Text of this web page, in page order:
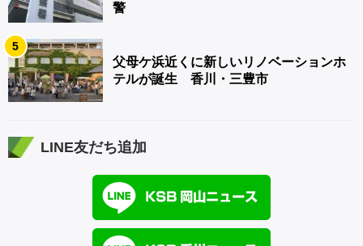
警
5
父母ケ浜近くに新しいリノベーションホ
テルが誕生 香川・三豊市
LINE友だち追加